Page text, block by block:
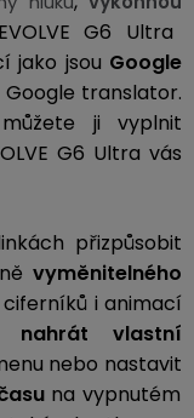
G6 Ultra
jako jsou Google
translator.
ji vyplnit
G6 Ultra vás
přizpůsobit
vyměnitelného
i animací
nahrát vlastní
nebo nastavit
na vypnutém